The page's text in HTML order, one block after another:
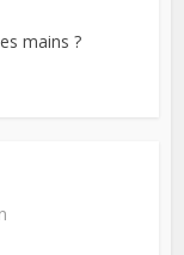
mains ?